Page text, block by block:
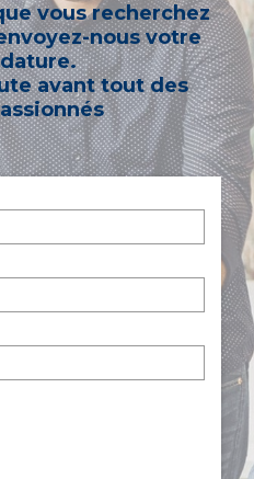
vous recherchez
nous votre
avant tout des